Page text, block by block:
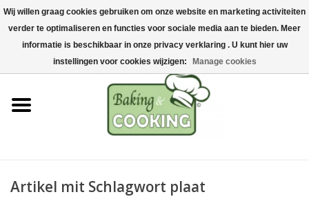
Startseite
Koch-&Backutensilien
Maschinen & Teile
Edelstahl
Artikel mit Schlagwort plaat
Wij willen graag cookies gebruiken om onze website en marketing activiteiten
verder te optimaliseren en functies voor sociale media aan te bieden. Meer
informatie is beschikbaar in onze privacy verklaring . U kunt hier uw
instellingen voor cookies wijzigen:
Manage cookies